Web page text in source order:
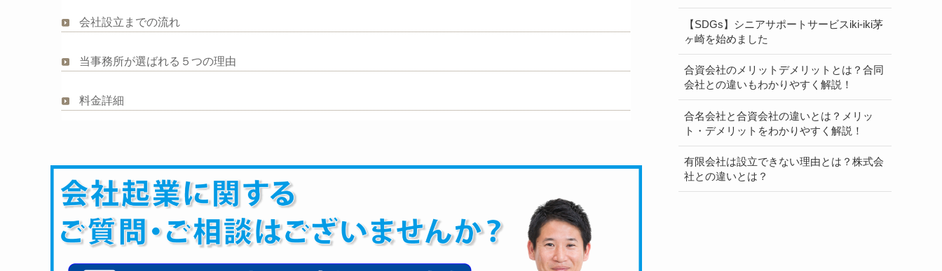
会社設立までの流れ
当事務所が選ばれる５つの理由
料金詳細
【SDGs】シニアサポートサービスiki-iki茅
ヶ崎を始めました
合資会社のメリットデメリットとは？合同
会社との違いもわかりやすく解説！
合名会社と合資会社の違いとは？メリッ
ト・デメリットをわかりやすく解説！
有限会社は設立できない理由とは？株式会
社との違いとは？